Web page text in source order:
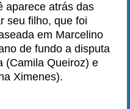
aparece atrás das
seu filho, que foi
em Marcelino
de fundo a disputa
(Camila Queiroz) e
Ximenes).